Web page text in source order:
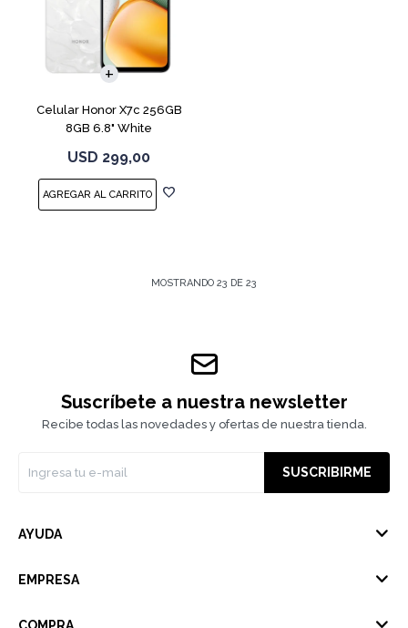
Celular Honor X7c 256GB
8GB 6.8" White
USD 299,00
COMPARAR
MOSTRANDO 23 DE 23
Suscríbete a nuestra newsletter
Recibe todas las novedades y ofertas de nuestra tienda.
SUSCRIBIRME
AYUDA
EMPRESA